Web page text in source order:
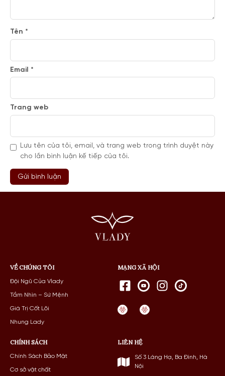
Tên *
Email *
Trang web
Lưu tên của tôi, email, và trang web trong trình duyệt này
cho lần bình luận kế tiếp của tôi.
VỀ CHÚNG TÔI
Đội Ngũ Của Vlady
Tầm Nhìn – Sứ Mệnh
Giá Trị Cốt Lõi
Nhung Lady
CHÍNH SÁCH
Chính Sách Bảo Mật
Cơ sở vật chất
LIÊN HỆ
Số 3 Láng Hạ, Ba Đình, Hà
Nội
MẠNG XÃ HỘI